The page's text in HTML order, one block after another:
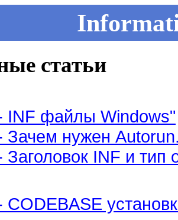
статьи
INF файлы Windows"
Зачем нужен
INF и тип